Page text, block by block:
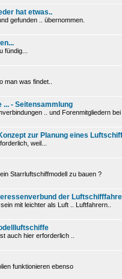
hat etwas..
gefunden .. übernommen.
man was findet..
... - Seitensammlung
.. und Forenmitgliedern
zur Planung eines
weil...
Starrluftschiffmodell zu bauen ?
der
mit leichter als Luft .. Luftfahrern..
auch hier erforderlich ..
funktionieren ebenso